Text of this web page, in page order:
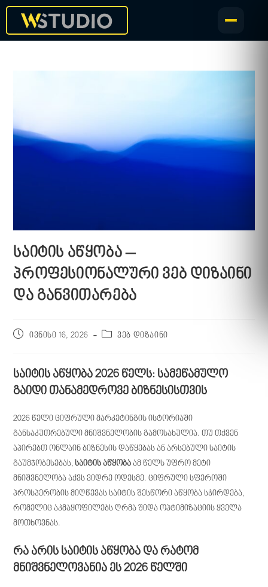
საიტის აწყობა –
პროფესიონალური ვებ დიზაინი
და განვითარება
ივნისი 16, 2026 ვებ დიზაინი
საიტის აწყობა 2026 წელს: სამეწამულო
გაიდი თანამედროვე ბიზნესისთვის
2026 წელი ციფრული მარკეტინგის ისტორიაში
განსაკუთრებული მნიშვნელობის გამოსახულია. თუ თქვენ
აპირებთ ონლაინ ბიზნესის დაწყებას ან არსებული საიტის
გაუმჯობესებას,საიტის აწყობა ამ წელს უფრო მეტი
მნიშვნელობა აქვს ვიდრე ოდესმე. ციფრული სფეროში
პროსპერობის მიღწევას საიტის შესწორი აწყობა სჭირდება,
რომელიც აკმაყოფილებს ღრმა შიდა ოპტიმიზაციის ყველა
მოთხოვნას.
რა არის საიტის აწყობა და რატომ
მნიშვნელოვანია ეს 2026 წელში